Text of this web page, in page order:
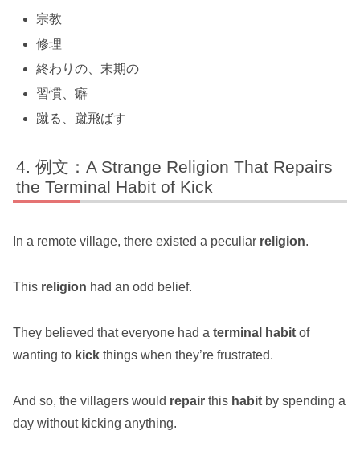
宗教
修理
終わりの、末期の
習慣、癖
蹴る、蹴飛ばす
例文：A Strange Religion That Repairs
the Terminal Habit of Kick
In a remote village, there existed a peculiar religion.
This religion had an odd belief.
They believed that everyone had a terminal habit of
wanting to kick things when they’re frustrated.
And so, the villagers would repair this habit by spending a
day without kicking anything.